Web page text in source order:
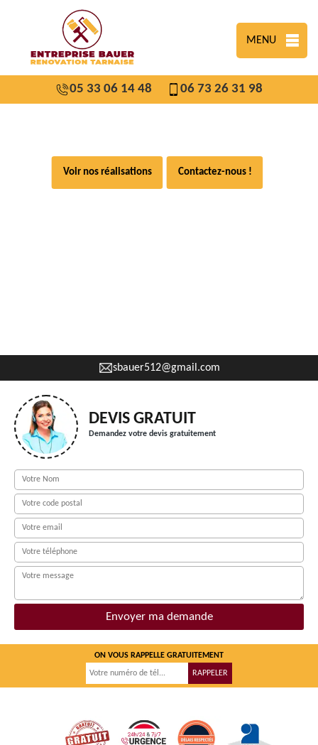
MENU
05 33 06 14 48 06 73 26 31 98
Voir nos réalisations Contactez-nous !
sbauer512@gmail.com
DEVIS GRATUIT
Demandez votre devis gratuitement
ON VOUS RAPPELLE GRATUITEMENT